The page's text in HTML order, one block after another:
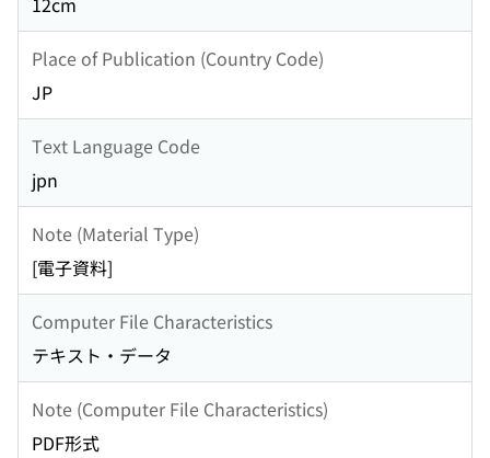
Place of Publication (Country Code)
JP
Text Language Code
jpn
Note (Material Type)
[電子資料]
Computer File Characteristics
テキスト・データ
Note (Computer File Characteristics)
PDF形式